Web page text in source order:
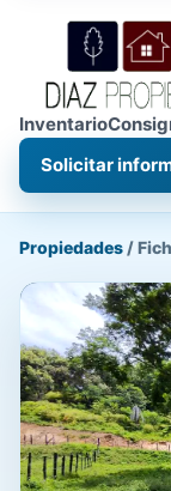
Inventario
Solicitar
Propiedades /